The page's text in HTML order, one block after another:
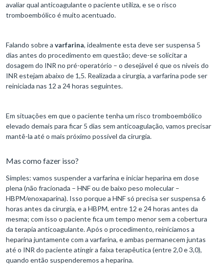
avaliar qual anticoagulante o paciente utiliza, e se o risco
tromboembólico é muito acentuado.
Falando sobre a varfarina, idealmente esta deve ser suspensa 5
dias antes do procedimento em questão; deve-se solicitar a
dosagem do INR no pré-operatório – o desejável é que os níveis do
INR estejam abaixo de 1,5. Realizada a cirurgia, a varfarina pode ser
reiniciada nas 12 a 24 horas seguintes.
Em situações em que o paciente tenha um risco tromboembólico
elevado demais para ficar 5 dias sem anticoagulação, vamos precisar
mantê-la até o mais próximo possível da cirurgia.
Mas como fazer isso?
Simples: vamos suspender a varfarina e iniciar heparina em dose
plena (não fracionada – HNF ou de baixo peso molecular –
HBPM/enoxaparina). Isso porque a HNF só precisa ser suspensa 6
horas antes da cirurgia, e a HBPM, entre 12 e 24 horas antes da
mesma; com isso o paciente fica um tempo menor sem a cobertura
da terapia anticoagulante. Após o procedimento, reiniciamos a
heparina juntamente com a varfarina, e ambas permanecem juntas
até o INR do paciente atingir a faixa terapêutica (entre 2,0 e 3,0),
quando então suspenderemos a heparina.